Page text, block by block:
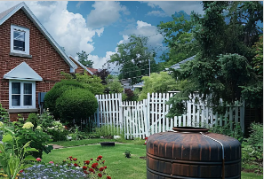
деятельность на
некоммерческих
вРоссиибудет полностью
2025 года. Как сообщает
на юриста Никиту
поправки в законодательство
зарабатывать на
что закон категорически